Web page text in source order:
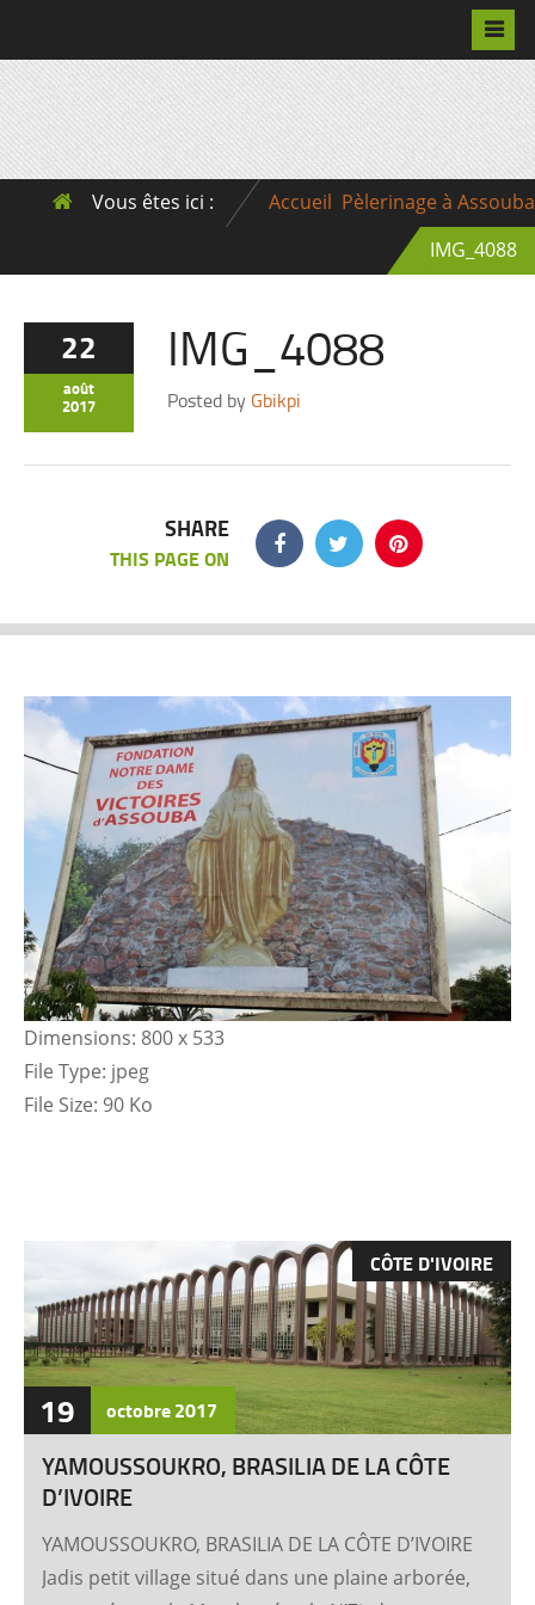
Vous êtes ici : Accueil Pèlerinage à Assouba
IMG_4088
22
août
2017
IMG_4088
Posted by Gbikpi
SHARE
THIS PAGE ON
Dimensions: 800 x 533
File Type: jpeg
File Size: 90 Ko
CÔTE D'IVOIRE
19 octobre2017
YAMOUSSOUKRO, BRASILIA DE LA CÔTE
D’IVOIRE
YAMOUSSOUKRO, BRASILIA DE LA CÔTE D’IVOIRE
Jadis petit village situé dans une plaine arborée,